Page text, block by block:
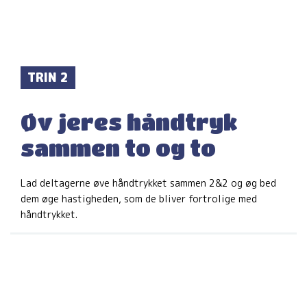
TRIN 2
Øv jeres håndtryk
sammen to og to
Lad deltagerne øve håndtrykket sammen 2&2 og øg bed
dem øge hastigheden, som de bliver fortrolige med
håndtrykket.